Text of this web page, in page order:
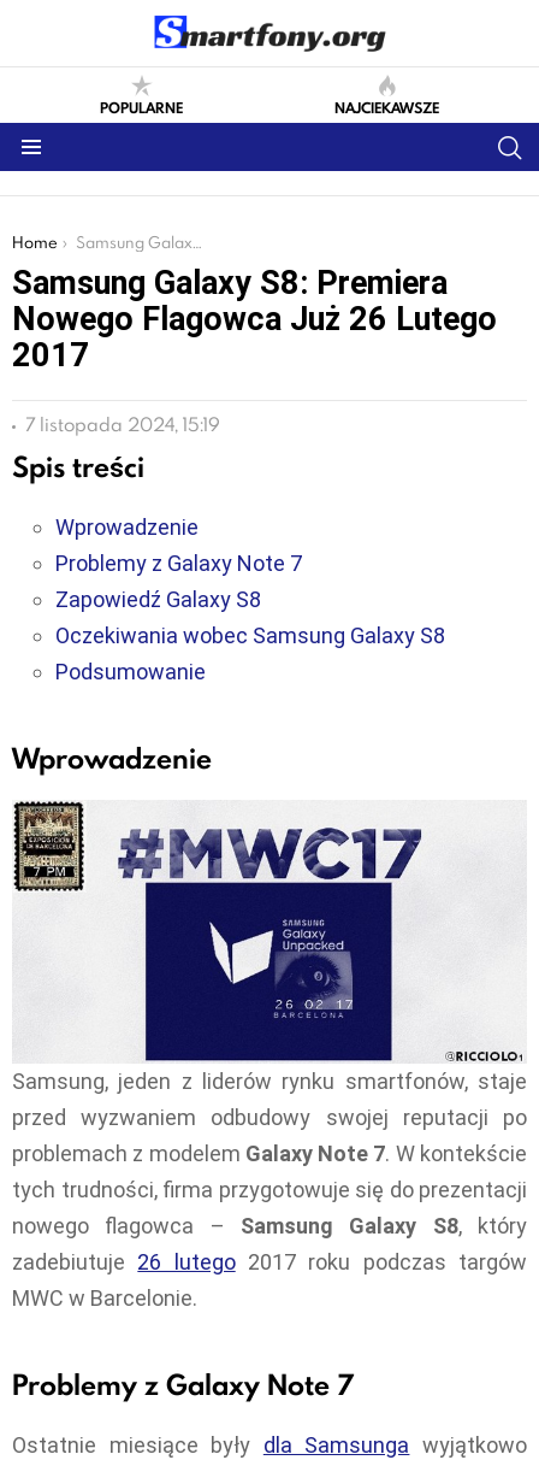
POPULARNE NAJCIEKAWSZE
You are here:
Home Samsung Galaxy S8: Premiera Nowego Flagowca Już 26 Lutego 2017
Samsung Galaxy S8: Premiera
Nowego Flagowca Już 26 Lutego
2017
7 listopada 2024, 15:19
Spis treści
Wprowadzenie
Problemy z Galaxy Note 7
Zapowiedź Galaxy S8
Oczekiwania wobec Samsung Galaxy S8
Podsumowanie
Wprowadzenie
Samsung, jeden z liderów rynku smartfonów, staje
przed wyzwaniem odbudowy swojej reputacji po
problemach z modelem Galaxy Note 7. W kontekście
tych trudności, firma przygotowuje się do prezentacji
nowego flagowca – Samsung Galaxy S8, który
zadebiutuje 26 lutego2017 roku podczas targów
MWC w Barcelonie.
Problemy z Galaxy Note 7
Ostatnie miesiące były dla Samsunga wyjątkowo